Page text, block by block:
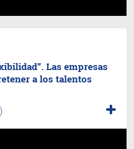
Las empresas
a los talentos